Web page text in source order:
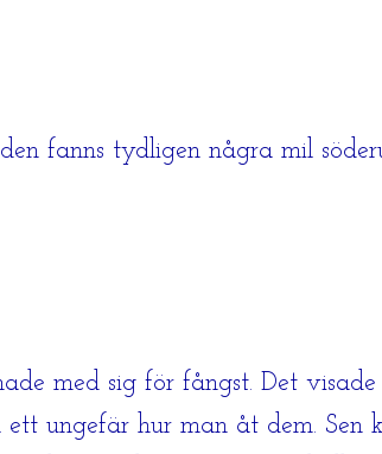
fanns tydligen några mil
med sig för fångst. Det visade
ungefär hur man åt dem. Sen